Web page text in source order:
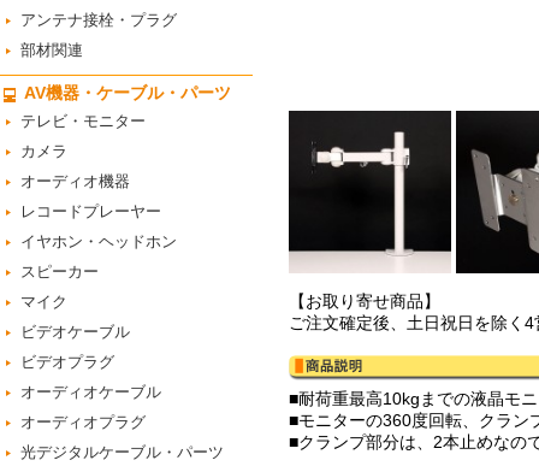
アンテナ接栓・プラグ
部材関連
AV機器・ケーブル・パーツ
テレビ・モニター
カメラ
オーディオ機器
レコードプレーヤー
イヤホン・ヘッドホン
スピーカー
マイク
ビデオケーブル
ビデオプラグ
オーディオケーブル
オーディオプラグ
光デジタルケーブル・パーツ
【お取り寄せ商品】
ご注文確定後、土日祝日を除く
■耐荷重最高10kgまでの液晶モ
■モニターの360度回転、クラン
■クランプ部分は、2本止めなの